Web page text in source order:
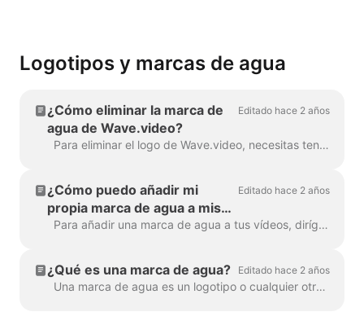
Logotipos y marcas de agua
¿Cómo eliminar la marca de
agua de Wave.video?
Editado hace 2 años
Para eliminar el logo de Wave.video, necesitas tener uno de nuestros planes. Puedes consultar todos los planes aquí . En 'Mis proyectos', haz clic en tres puntos para abrir Reproducir...
¿Cómo puedo añadir mi
propia marca de agua a mis
vídeos?
Editado hace 2 años
Para añadir una marca de agua a tus vídeos, dirígete al paso " Marca de agua " y sube la imagen que quieres que aparezca como marca de agua. Una vez...
¿Qué es una marca de agua? Editado hace 2 años
Una marca de agua es un logotipo o cualquier otro signo de marca que se muestra en todo el vídeo. Con la ayuda de la marca de agua, puedes marcar tus v...